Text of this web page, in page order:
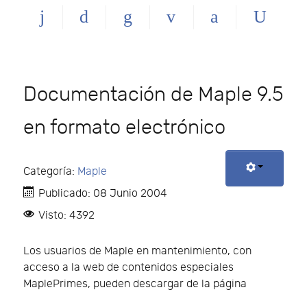
Documentación de Maple 9.5
en formato electrónico
Categoría: Maple
Publicado: 08 Junio 2004
Visto: 4392
Los usuarios de Maple en mantenimiento, con
acceso a la web de contenidos especiales
MaplePrimes, pueden descargar de la página